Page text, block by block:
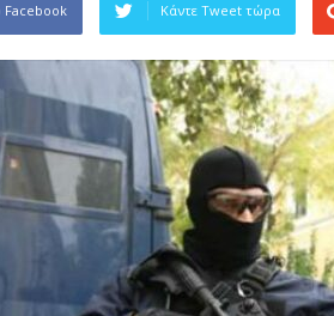
Facebook Κάντε Tweet τώρα